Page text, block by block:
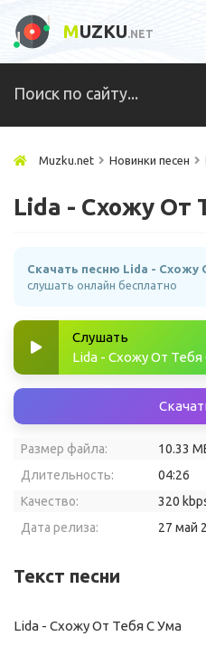
MUZKU.NET
Muzku.net Новинки песен
Lida - Схожу От
Скачать песню Lida - Схожу
слушать онлайн бесплатно
Слушать
Lida - Схожу От Тебя
Размер файла:
10.33
Длительность:
04:26
Качество:
320
Дата релиза:
27 май
Текст песни
Lida - Схожу От Тебя С Ума